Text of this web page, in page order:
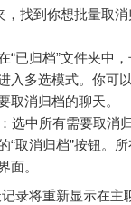
，找到你想批量取
“已归档”文件夹中
入多选模式。你可
取消归档的聊天。
：选中所有需要取消
“取消归档”按钮。
面。
录将重新显示在主